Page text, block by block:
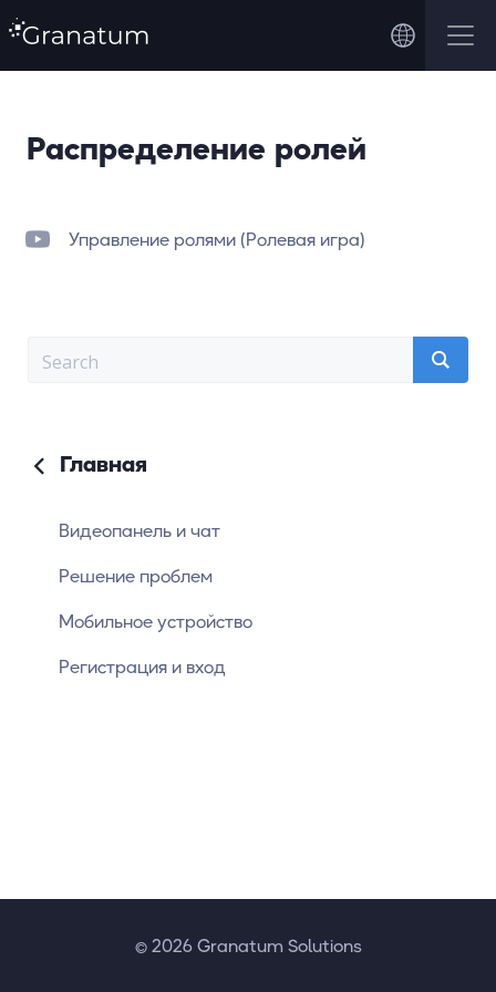
Распределение ролей
Управление ролями (Ролевая игра)
Главная
Видеопанель и чат
Решение проблем
Мобильное устройство
Регистрация и вход
© 2026 Granatum Solutions